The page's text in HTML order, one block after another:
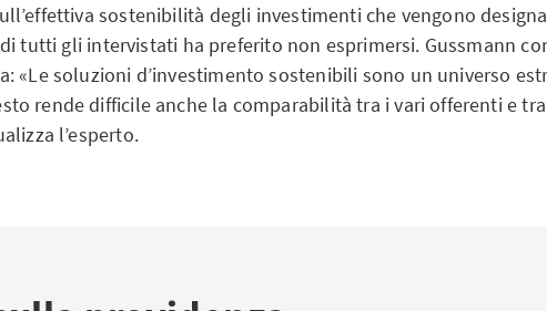
sostenibilità degli investimenti che vengono
tutti gli intervistati ha preferito non esprimersi. Gussmann
«Le soluzioni d’investimento sostenibili sono un universo
rende difficile anche la comparabilità tra i vari offerenti e
l’esperto.